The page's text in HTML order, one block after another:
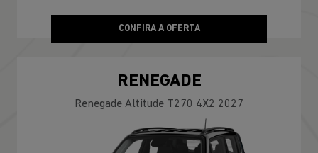
CONFIRA A OFERTA
RENEGADE
Renegade Altitude T270 4X2 2027